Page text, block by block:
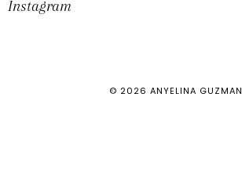
Instagram
© 2026 ANYELINA GUZMAN